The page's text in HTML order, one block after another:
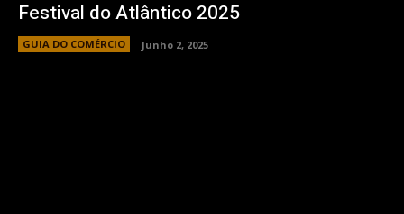
Festival do Atlântico 2025
GUIA DO COMÉRCIO Junho 2, 2025